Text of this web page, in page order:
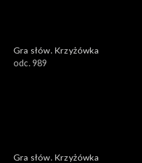
Gra słów. Krzyżówka
odc. 989
Gra słów. Krzyżówka